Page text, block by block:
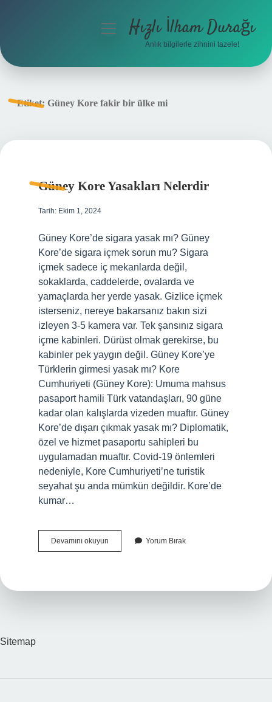
menüyüHızlı İlham Durağı
Anlık bilgilerle zihnini tazele!
Etiket: Güney Kore fakir bir ülke mi
Güney Kore Yasakları Nelerdir
Tarih: Ekim 1, 2024
Güney Kore’de sigara yasak mı? Güney
Kore’de sigara içmek sorun mu? Sigara
içmek sadece iç mekanlarda değil,
sokaklarda, caddelerde, ovalarda ve
yamaçlarda her yerde yasak. Gizlice içmek
isterseniz, nereye bakarsanız bakın sizi
izleyen 3-5 kamera var. Tek şansınız sigara
içme kabinleri. Dürüst olmak gerekirse, bu
kabinler pek yaygın değil. Güney Kore’ye
Türklerin girmesi yasak mı? Kore
Cumhuriyeti (Güney Kore): Umuma mahsus
pasaport hamili Türk vatandaşları, 90 güne
kadar olan kalışlarda vizeden muaftır. Güney
Kore’de dışarı çıkmak yasak mı? Diplomatik,
özel ve hizmet pasaportu sahipleri bu
uygulamadan muaftır. Covid-19 önlemleri
nedeniyle, Kore Cumhuriyeti’ne turistik
seyahat şu anda mümkün değildir. Kore’de
kumar…
Devamını okuyun
Kore
Yorum Bırak
Sitemap